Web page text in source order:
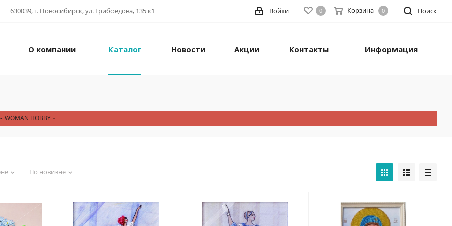
630039, г. Новосибирск, ул. Грибоедова, 135 к1 Поиск
0 Корзина 0
Войти
О компании Каталог Новости Акции Контакты Информация
- WOMAN HOBBY
По новизне